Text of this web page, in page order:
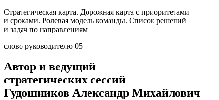
слово руководителю 05
Автор и ведущий
стратегических сессий
Гудошников Александр Михайлович